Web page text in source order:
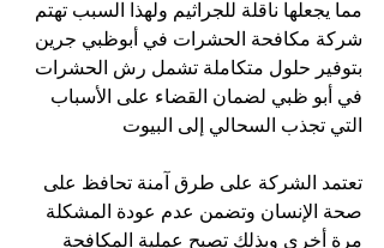
مما يجعلها ناقلة للجراثيم ولهذا السبب تهتم
شركة مكافحة الحشرات في أبوظبي جرين
بتوفير حلول متكاملة تشمل رش الحشرات
في أبو ظبي لضمان القضاء على الأسباب
التي تجذب السحالي إلى البيوت
تعتمد الشركة على طرق آمنة تحافظ على
صحة الإنسان وتضمن عدم عودة المشكلة
مرة أخرى وبذلك تصبح عملية المكافحة